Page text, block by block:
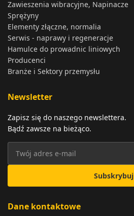
Zawieszenia wibracyjne, Napinacze
Sprężyny
Elementy złączne, normalia
Serwis - naprawy i regeneracje
Hamulce do prowadnic liniowych
Producenci
Branże i Sektory przemysłu
Newsletter
Zapisz się do naszego newslettera.
Bądź zawsze na bieżąco.
Subskrybuj
Dane kontaktowe